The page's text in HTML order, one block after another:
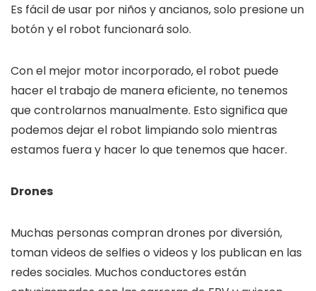
Es fácil de usar por niños y ancianos, solo presione un
botón y el robot funcionará solo.
Con el mejor motor incorporado, el robot puede
hacer el trabajo de manera eficiente, no tenemos
que controlarnos manualmente. Esto significa que
podemos dejar el robot limpiando solo mientras
estamos fuera y hacer lo que tenemos que hacer.
Drones
Muchas personas compran drones por diversión,
toman videos de selfies o videos y los publican en las
redes sociales. Muchos conductores están